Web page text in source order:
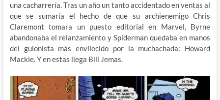
una cacharrería. Tras un año un tanto accidentado en ventas al
que se sumaría el hecho de que su archienemigo Chris
Claremont tomara un puesto editorial en Marvel, Byrne
abandonaba el relanzamiento y Spiderman quedaba en manos
del guionista más envilecido por la muchachada: Howard
Mackie. Y en estas llega Bill Jemas.